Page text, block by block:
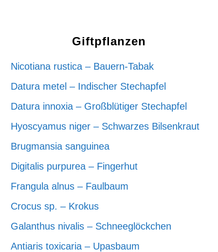
Giftpflanzen
Nicotiana rustica – Bauern-Tabak
Datura metel – Indischer Stechapfel
Datura innoxia – Großblütiger Stechapfel
Hyoscyamus niger – Schwarzes Bilsenkraut
Brugmansia sanguinea
Digitalis purpurea – Fingerhut
Frangula alnus – Faulbaum
Crocus sp. – Krokus
Galanthus nivalis – Schneeglöckchen
Antiaris toxicaria – Upasbaum